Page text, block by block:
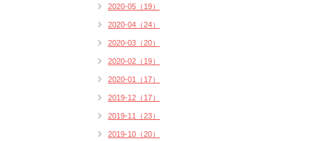
2020-05（19）
2020-04（24）
2020-03（20）
2020-02（19）
2020-01（17）
2019-12（17）
2019-11（23）
2019-10（20）